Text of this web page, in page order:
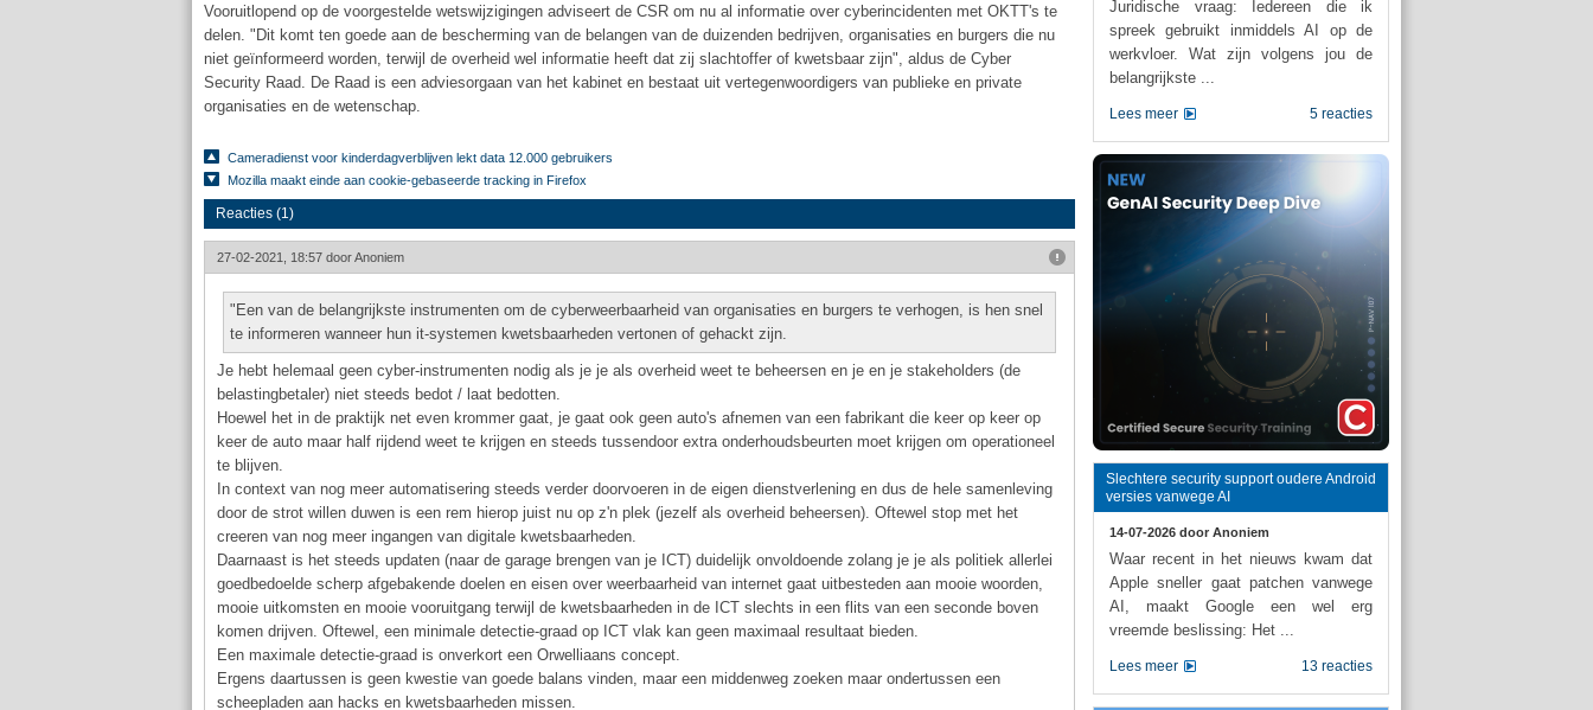
Vooruitlopend op de voorgestelde wetswijzigingen adviseert de CSR om nu al informatie over cyberincidenten met OKTT's te
delen. "Dit komt ten goede aan de bescherming van de belangen van de duizenden bedrijven, organisaties en burgers die nu
niet geïnformeerd worden, terwijl de overheid wel informatie heeft dat zij slachtoffer of kwetsbaar zijn", aldus de Cyber
Security Raad. De Raad is een adviesorgaan van het kabinet en bestaat uit vertegenwoordigers van publieke en private
organisaties en de wetenschap.
Cameradienst voor kinderdagverblijven lekt data 12.000 gebruikers
Mozilla maakt einde aan cookie-gebaseerde tracking in Firefox
Reacties (1)
27-02-2021, 18:57 doorAnoniem
"Een van de belangrijkste instrumenten om de cyberweerbaarheid van organisaties en burgers te verhogen, is hen snel
te informeren wanneer hun it-systemen kwetsbaarheden vertonen of gehackt zijn.
Je hebt helemaal geen cyber-instrumenten nodig als je je als overheid weet te beheersen en je en je stakeholders (de
belastingbetaler) niet steeds bedot / laat bedotten.
Hoewel het in de praktijk net even krommer gaat, je gaat ook geen auto's afnemen van een fabrikant die keer op keer op
keer de auto maar half rijdend weet te krijgen en steeds tussendoor extra onderhoudsbeurten moet krijgen om operationeel
te blijven.
In context van nog meer automatisering steeds verder doorvoeren in de eigen dienstverlening en dus de hele samenleving
door de strot willen duwen is een rem hierop juist nu op z'n plek (jezelf als overheid beheersen). Oftewel stop met het
creeren van nog meer ingangen van digitale kwetsbaarheden.
Daarnaast is het steeds updaten (naar de garage brengen van je ICT) duidelijk onvoldoende zolang je je als politiek allerlei
goedbedoelde scherp afgebakende doelen en eisen over weerbaarheid van internet gaat uitbesteden aan mooie woorden,
mooie uitkomsten en mooie vooruitgang terwijl de kwetsbaarheden in de ICT slechts in een flits van een seconde boven
komen drijven. Oftewel, een minimale detectie-graad op ICT vlak kan geen maximaal resultaat bieden.
Een maximale detectie-graad is onverkort een Orwelliaans concept.
Ergens daartussen is geen kwestie van goede balans vinden, maar een middenweg zoeken maar ondertussen een
scheepladen aan hacks en kwetsbaarheden missen.
Juridische vraag: Iedereen die ik
spreek gebruikt inmiddels AI op de
werkvloer. Wat zijn volgens jou de
belangrijkste ...
5 reacties
Lees meer
Slechtere security support oudere Android
versies vanwege AI
14-07-2026 door Anoniem
Waar recent in het nieuws kwam dat
Apple sneller gaat patchen vanwege
AI, maakt Google een wel erg
vreemde beslissing: Het ...
13 reacties
Lees meer